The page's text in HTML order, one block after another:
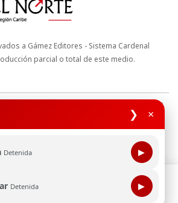
❯ ×
Detenida ▶
Detenida ▶
a Gámez Editores - Sistema Cardenal
parcial o total de este medio.
Derechos de Autor y Propiedad Intelectual
Política de Tratamiento de Datos
cookie para mejorar tu experiencia de
aceptas nuestra política de uso de